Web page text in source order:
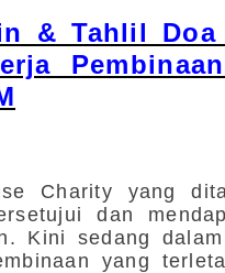
& Tahlil Doa
Charity yang
dan
Kini sedang
yang